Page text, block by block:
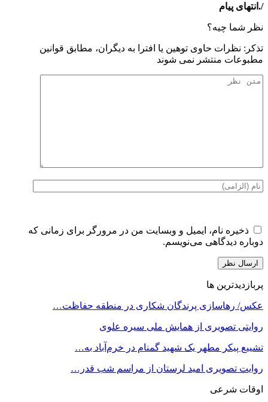
/.انتهای پیام
نظر شما چیه؟
تذكر: نظرات حاوی توهين يا افترا به ديگران، مطابق قوانين
مطبوعات منتشر نمی شوند
ذخیره نام، ایمیل و وبسایت من در مرورگر برای زمانی که
دوباره دیدگاهی می‌نویسم.
پربازدیدترین ها
عکس/ رهاسازی پرندگان شکاری در منطقه حفاظت…
روایتی تصویری از همایش ملی سیره علوی
تشییع پیکر مطهر یک شهید گمنام در خرم‌آباد به…
روایت تصویری امید لرستان از مراسم شب قدر…
اوقات شرعی